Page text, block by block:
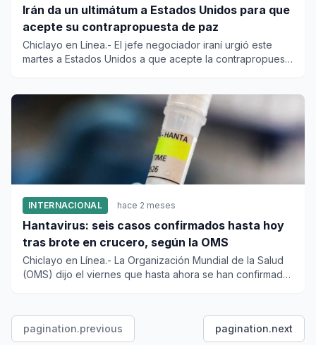
Irán da un ultimátum a Estados Unidos para que
acepte su contrapropuesta de paz
Chiclayo en Línea.- El jefe negociador iraní urgió este
martes a Estados Unidos a que acepte la contrapropuesta
INTERNACIONAL hace 2 meses
Hantavirus: seis casos confirmados hasta hoy
tras brote en crucero, según la OMS
Chiclayo en Línea.- La Organización Mundial de la Salud
(OMS) dijo el viernes que hasta ahora se han confirmado
pagination.previous pagination.next